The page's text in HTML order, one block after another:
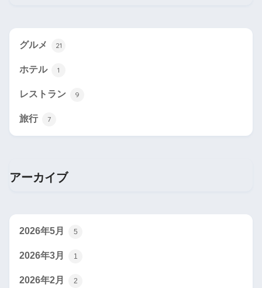
グルメ 21
ホテル 1
レストラン 9
旅行 7
アーカイブ
2026年5月 5
2026年3月 1
2026年2月 2